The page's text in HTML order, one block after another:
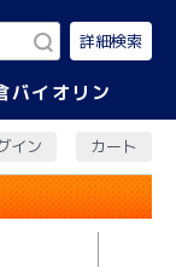
詳細検索
バイオリン
イン カート